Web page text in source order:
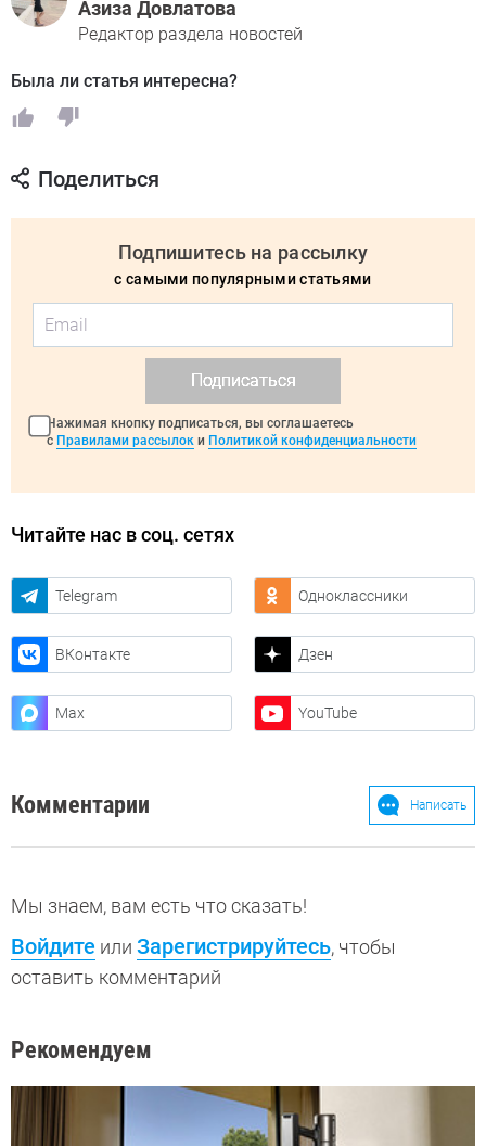
Азиза Довлатова
Редактор раздела новостей
Была ли статья интересна?
Поделиться
Подпишитесь на рассылку
с самыми популярными статьями
Подписаться
Нажимая кнопку подписаться, вы соглашаетесь
с Правилами рассылок и Политикой конфиденциальности
Читайте нас в соц. сетях
Telegram Одноклассники
ВКонтакте Дзен
Max YouTube
Комментарии Написать
Мы знаем, вам есть что сказать!
Войдите или Зарегистрируйтесь, чтобы
оставить комментарий
Рекомендуем